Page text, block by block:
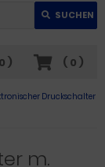
SUCHEN
( 0 )
0 )
Druckschalter
m.